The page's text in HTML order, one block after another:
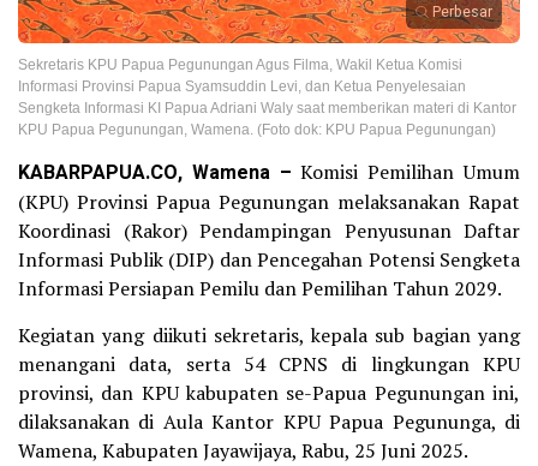
Perbesar
Sekretaris KPU Papua Pegunungan Agus Filma, Wakil Ketua Komisi
Informasi Provinsi Papua Syamsuddin Levi, dan Ketua Penyelesaian
Sengketa Informasi KI Papua Adriani Waly saat memberikan materi di Kantor
KPU Papua Pegunungan, Wamena. (Foto dok: KPU Papua Pegunungan)
KABARPAPUA.CO, Wamena – Komisi Pemilihan Umum
(KPU) Provinsi Papua Pegunungan melaksanakan Rapat
Koordinasi (Rakor) Pendampingan Penyusunan Daftar
Informasi Publik (DIP) dan Pencegahan Potensi Sengketa
Informasi Persiapan Pemilu dan Pemilihan Tahun 2029.
Kegiatan yang diikuti sekretaris, kepala sub bagian yang
menangani data, serta 54 CPNS di lingkungan KPU
provinsi, dan KPU kabupaten se-Papua Pegunungan ini,
dilaksanakan di Aula Kantor KPU Papua Pegununga, di
Wamena, Kabupaten Jayawijaya, Rabu, 25 Juni 2025.